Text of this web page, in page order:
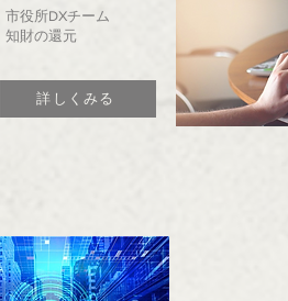
市役所DXチーム
知財の還元
詳しくみる